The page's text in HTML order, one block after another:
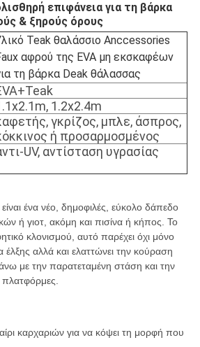
επιφάνεια για τη βάρκα
& ξηρούς όρους
Teak θαλάσσιο Anccessories
αφρού της EVA μη εκσκαφέων
τη βάρκα Deak θάλασσας
1.2x2.4m
γκρίζος, μπλε, άσπρος,
ή προσαρμοσμένος
UV, αντίσταση υγρασίας
ένα νέο, δημοφιλές, εύκολο δάπεδο
ή γιοτ, ακόμη και πισίνα ή κήπος. Το
κλονισμού, αυτό παρέχει όχι μόνο
έλξης αλλά και ελαττώνει την κούραση
με την παρατεταμένη στάση και την
πλατφόρμες.
καρχαριών για να κόψει τη μορφή που